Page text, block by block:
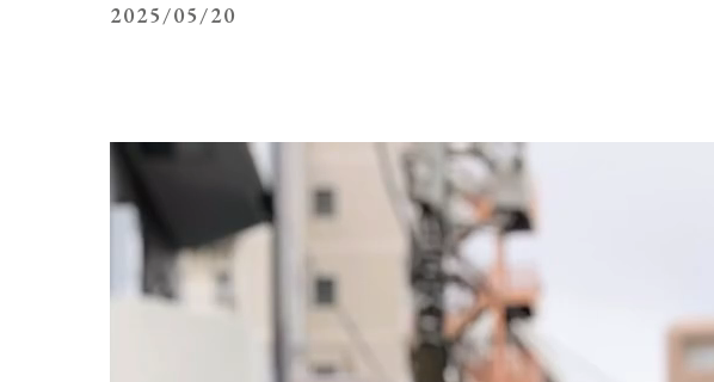
2025/05/20